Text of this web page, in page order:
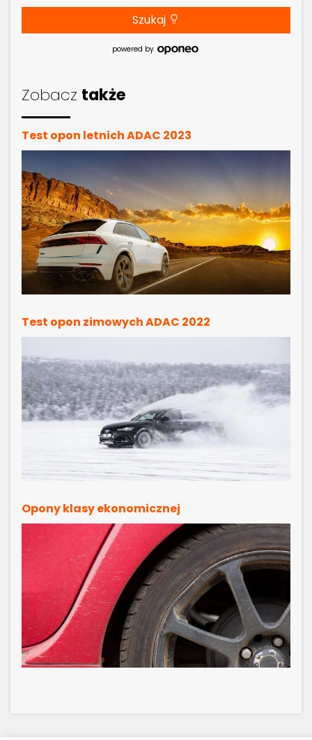
Szukaj
powered by
Zobacz także
Test opon letnich ADAC 2023
Test opon zimowych ADAC 2022
Opony klasy ekonomicznej